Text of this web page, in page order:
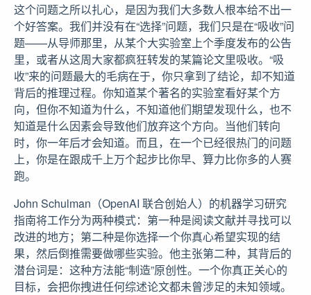
这个问题之所以扎心，是因为我们大多数人根本给不出一
个好答案。我们并没有在“选择”问题，我们只是在“吸收”问
题——从导师那里，从某个大实验室上个季度发布的公告
里，或者从这周大家都疯狂转发的某篇论文里吸收。“吸
收”来的问题最大的毛病在于，你只拿到了结论，却不知道
背后的推理过程。你知道某个著名的实验室看好某个方
向，但你不知道为什么，不知道他们期望发现什么，也不
知道是什么因素会导致他们放弃这个方向。当他们转向
时，你一年后才会知道。而且，在一个已经很热门的问题
上，你是在跟成千上万个起步比你早、算力比你多的人赛
跑。
John Schulman（OpenAI 联合创始人）的机器学习研究
指南将工作分为两种模式：第一种是阅读文献并寻找可以
改进的地方；第二种是你选择一个你真心希望实现的结
果，然后倒推需要做哪些实验。他主张第二种，其背后的
潜台词是：这种方法能“制造”原创性。一个你真正关心的
目标，会把你拽进任何综述论文都未曾涉足的未知领域。